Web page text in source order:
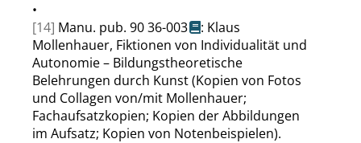
•
[14] Manu. pub. 90 36-003
: Klaus
Mollenhauer, Fiktionen von Individualität und
Autonomie – Bildungstheoretische
Belehrungen durch Kunst (Kopien von Fotos
und Collagen von/mit Mollenhauer;
Fachaufsatzkopien; Kopien der Abbildungen
im Aufsatz; Kopien von Notenbeispielen).